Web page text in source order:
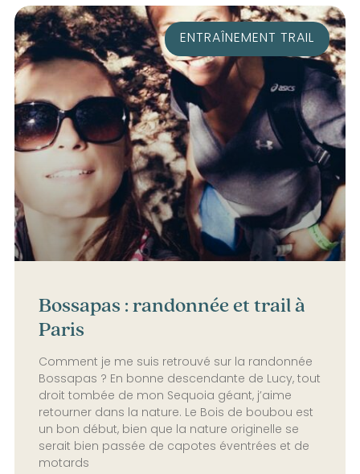
ENTRAÎNEMENT TRAIL
Bossapas : randonnée et trail à
Paris
Comment je me suis retrouvé sur la randonnée
Bossapas ? En bonne descendante de Lucy, tout
droit tombée de mon Sequoia géant, j’aime
retourner dans la nature. Le Bois de boubou est
un bon début, bien que la nature originelle se
serait bien passée de capotes éventrées et de
motards